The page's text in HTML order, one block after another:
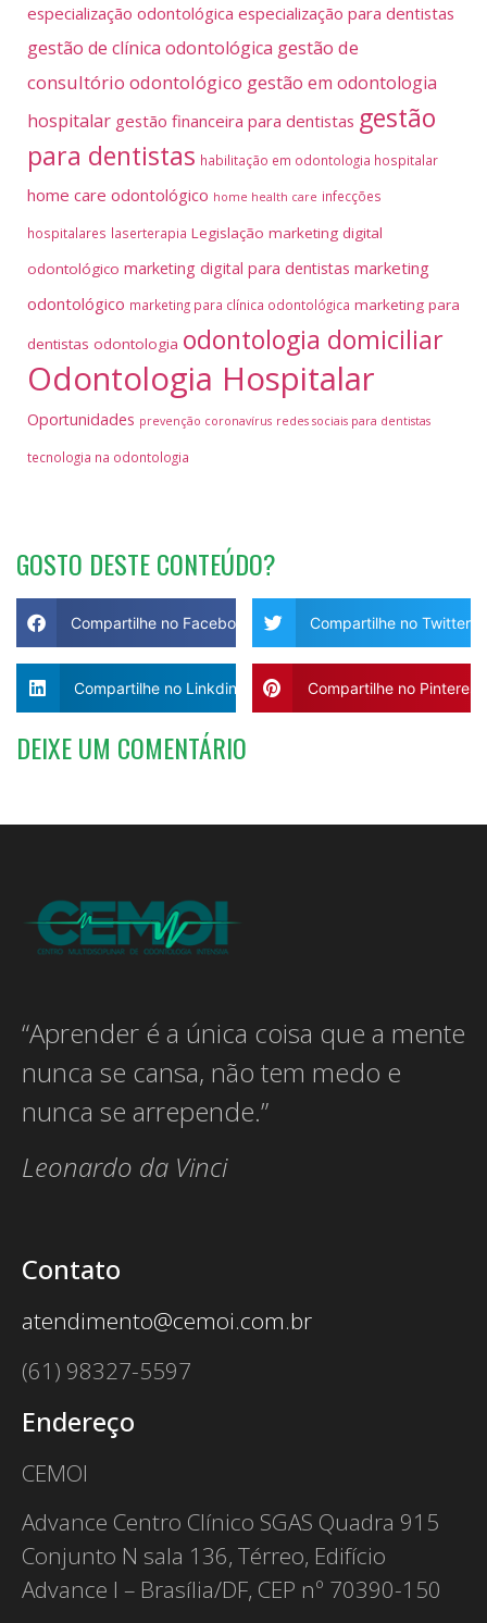
especialização odontológica especialização para dentistas
gestão de clínica odontológica gestão de
consultório odontológico gestão em odontologia
hospitalar gestão financeira para dentistas gestão
para dentistas habilitação em odontologia hospitalar
home care odontológico home health care infecções
hospitalares laserterapia Legislação marketing digital
odontológico marketing digital para dentistas marketing
odontológico marketing para clínica odontológica marketing para
dentistas odontologia odontologia domiciliar
Odontologia Hospitalar
Oportunidades prevenção coronavírus redes sociais para dentistas
tecnologia na odontologia
GOSTO DESTE CONTEÚDO?
Compartilhe no Facebook Compartilhe no Twitter
Compartilhe no Linkdin Compartilhe no Pinterest
DEIXE UM COMENTÁRIO
“Aprender é a única coisa que a mente
nunca se cansa, não tem medo e
nunca se arrepende.”
Leonardo da Vinci
Contato
atendimento@cemoi.com.br
(61) 98327-5597
Endereço
CEMOI
Advance Centro Clínico SGAS Quadra 915
Conjunto N sala 136, Térreo, Edifício
Advance I – Brasília/DF, CEP nº 70390-150